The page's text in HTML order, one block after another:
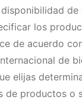
de
los
de acuerdo
de
elijas
productos o